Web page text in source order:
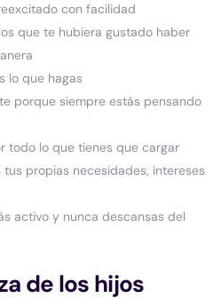
con facilidad
que te hubiera gustado haber
lo que hagas
porque siempre estás pensando
todo lo que tienes que cargar
propias necesidades, intereses
activo y nunca descansas del
de los hijos